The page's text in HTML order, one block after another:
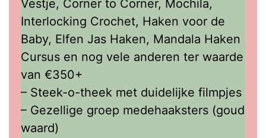
Vestje, Corner to Corner, Mochila,
Interlocking Crochet, Haken voor de
Baby, Elfen Jas Haken, Mandala Haken
Cursus en nog vele anderen ter waarde
van €350+
– Steek-o-theek met duidelijke filmpjes
– Gezellige groep medehaaksters (goud
waard)